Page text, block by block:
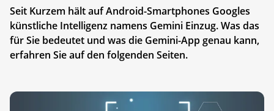
Seit Kurzem hält auf Android-Smartphones Googles
künstliche Intelligenz namens Gemini Einzug. Was das
für Sie bedeutet und was die Gemini-App genau kann,
erfahren Sie auf den folgenden Seiten.